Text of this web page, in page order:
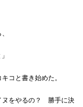
コと書き始めた。
ヌをやるの？ 勝手に決